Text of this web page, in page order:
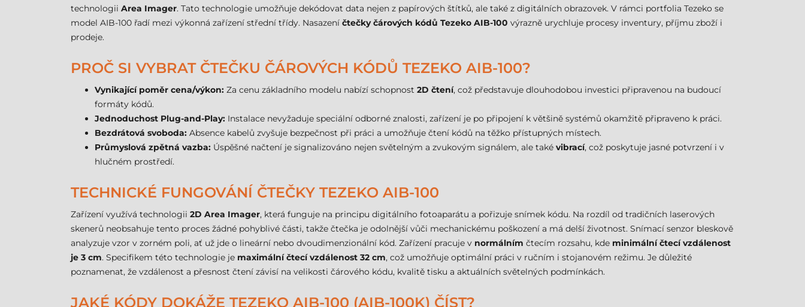
technologii Area Imager. Tato technologie umožňuje dekódovat data nejen z papírových štítků, ale také z digitálních obrazovek. V rámci portfolia Tezeko se
model AIB-100 řadí mezi výkonná zařízení střední třídy. Nasazení čtečky čárových kódů Tezeko AIB-100 výrazně urychluje procesy inventury, příjmu zboží i
prodeje.
PROČ SI VYBRAT ČTEČKU ČÁROVÝCH KÓDŮ TEZEKO AIB-100?
Vynikající poměr cena/výkon: Za cenu základního modelu nabízí schopnost 2D čtení, což představuje dlouhodobou investici připravenou na budoucí
formáty kódů.
Jednoduchost Plug-and-Play: Instalace nevyžaduje speciální odborné znalosti, zařízení je po připojení k většině systémů okamžitě připraveno k práci.
Bezdrátová svoboda: Absence kabelů zvyšuje bezpečnost při práci a umožňuje čtení kódů na těžko přístupných místech.
Průmyslová zpětná vazba: Úspěšné načtení je signalizováno nejen světelným a zvukovým signálem, ale také vibrací, což poskytuje jasné potvrzení i v
hlučném prostředí.
TECHNICKÉ FUNGOVÁNÍ ČTEČKY TEZEKO AIB-100
Zařízení využívá technologii 2D Area Imager, která funguje na principu digitálního fotoaparátu a pořizuje snímek kódu. Na rozdíl od tradičních laserových
skenerů neobsahuje tento proces žádné pohyblivé části, takže čtečka je odolnější vůči mechanickému poškození a má delší životnost. Snímací senzor bleskově
analyzuje vzor v zorném poli, ať už jde o lineární nebo dvoudimenzionální kód. Zařízení pracuje v normálním čtecím rozsahu, kde minimální čtecí vzdálenost
je 3 cm. Specifikem této technologie je maximální čtecí vzdálenost 32 cm, což umožňuje optimální práci v ručním i stojanovém režimu. Je důležité
poznamenat, že vzdálenost a přesnost čtení závisí na velikosti čárového kódu, kvalitě tisku a aktuálních světelných podmínkách.
JAKÉ KÓDY DOKÁŽE TEZEKO AIB-100 (AIB-100K) ČÍST?